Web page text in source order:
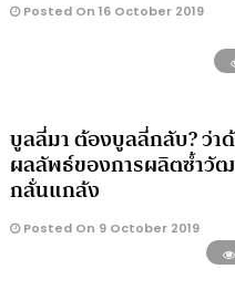
Posted On 16 October 2019
บูลลี่มา ต้องบูลลี่กลับ? ว่า
ผลลัพธ์ของการผลิตซ้ำวั
กลั่นแกล้ง
Posted On 9 October 2019